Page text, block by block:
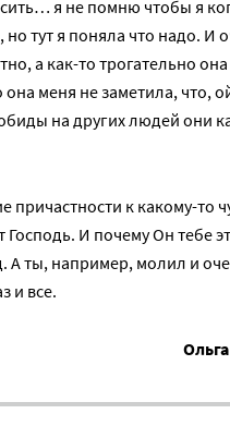
я не помню чтобы я
но тут я поняла что надо. И
а как-то трогательно
меня не заметила, что,
на других людей они
причастности к какому-то
Господь. И почему Он тебе
А ты, например, молил и
и все.